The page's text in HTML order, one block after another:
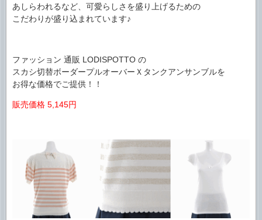
あしらわれるなど、可愛らしさを盛り上げるための
こだわりが盛り込まれています♪
ファッション 通販 LODISPOTTO の
スカシ切替ボーダープルオーバーＸタンクアンサンブルを
お得な価格でご提供！！
販売価格 5,145円